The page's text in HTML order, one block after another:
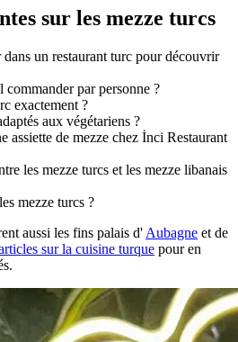
sur les mezze turcs
un restaurant turc pour découvrir
par personne ?
exactement ?
aux végétariens ?
assiette de mezze chez İnci Restaurant
les mezze turcs et les mezze libanais
mezze turcs ?
aussi les fins palais d' Aubagne et de
sur la cuisine turque pour en